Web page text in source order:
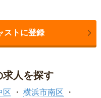
ストに登録
求人を探す
区
横浜市南区